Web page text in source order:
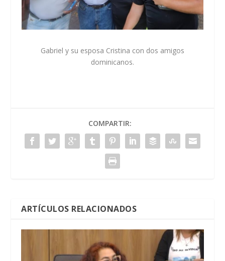
Gabriel y su esposa Cristina con dos amigos
dominicanos.
COMPARTIR:
ARTÍCULOS RELACIONADOS